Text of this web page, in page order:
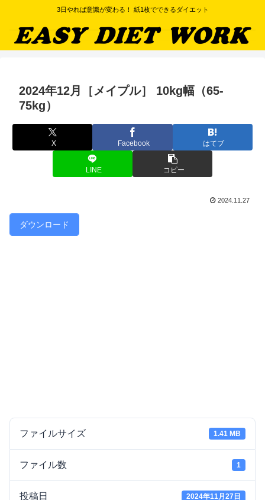
3日やれば意識が変わる！ 紙1枚でできるダイエット
2024年12月［メイプル］ 10kg幅（65-
75kg）
X Facebook はてブ
LINE コピー
2024.11.27
ダウンロード
ファイルサイズ 1.41 MB
ファイル数 1
投稿日 2024年11月27日